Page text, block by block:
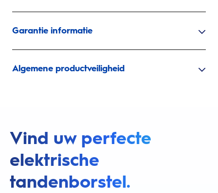
Garantie informatie
Algemene productveiligheid
Vind uw perfecte
elektrische
tandenborstel.